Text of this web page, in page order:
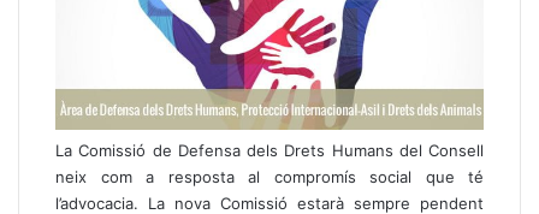
La Comissió de Defensa dels Drets Humans del Consell
neix com a resposta al compromís social que té
l’advocacia. La nova Comissió estarà sempre pendent